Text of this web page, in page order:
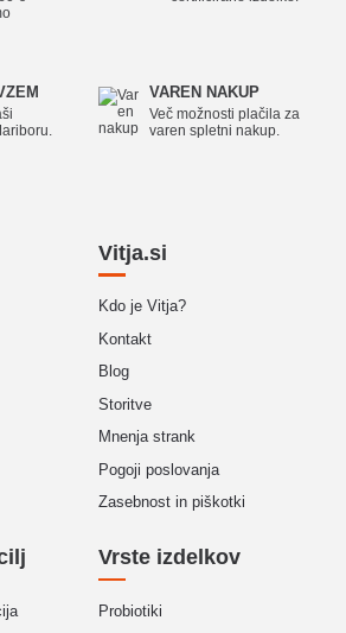
VAREN NAKUP
Več možnosti plačila za
varen spletni nakup.
Vitja.si
Kdo je Vitja?
Kontakt
Blog
Storitve
Mnenja strank
Pogoji poslovanja
Zasebnost in piškotki
Vrste izdelkov
Probiotiki